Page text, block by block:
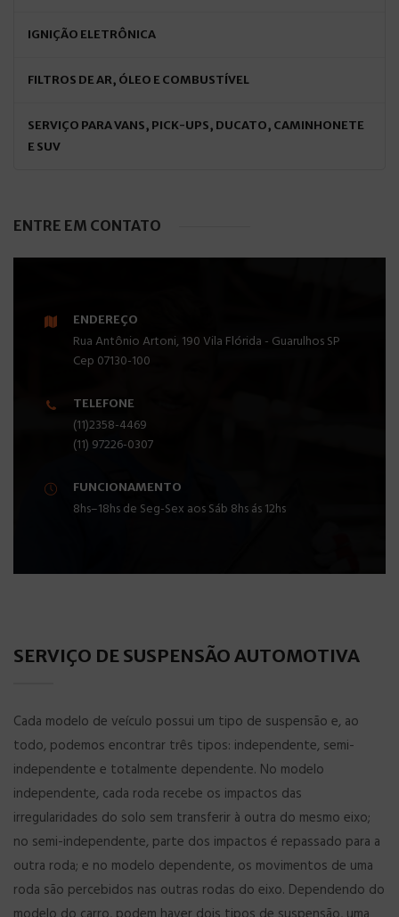
IGNIÇÃO ELETRÔNICA
FILTROS DE AR, ÓLEO E COMBUSTÍVEL
SERVIÇO PARA VANS, PICK-UPS, DUCATO, CAMINHONETE
E SUV
ENTRE EM CONTATO
ENDEREÇO
Rua Antônio Artoni, 190 Vila Flórida - Guarulhos SP
Cep 07130-100
TELEFONE
(11)2358-4469
(11) 97226-0307
FUNCIONAMENTO
8hs–18hs de Seg-Sex aos Sáb 8hs ás 12hs
SERVIÇO DE SUSPENSÃO AUTOMOTIVA
Cada modelo de veículo possui um tipo de suspensão e, ao
todo, podemos encontrar três tipos: independente, semi-
independente e totalmente dependente. No modelo
independente, cada roda recebe os impactos das
irregularidades do solo sem transferir à outra do mesmo eixo;
no semi-independente, parte dos impactos é repassado para a
outra roda; e no modelo dependente, os movimentos de uma
roda são percebidos nas outras rodas do eixo. Dependendo do